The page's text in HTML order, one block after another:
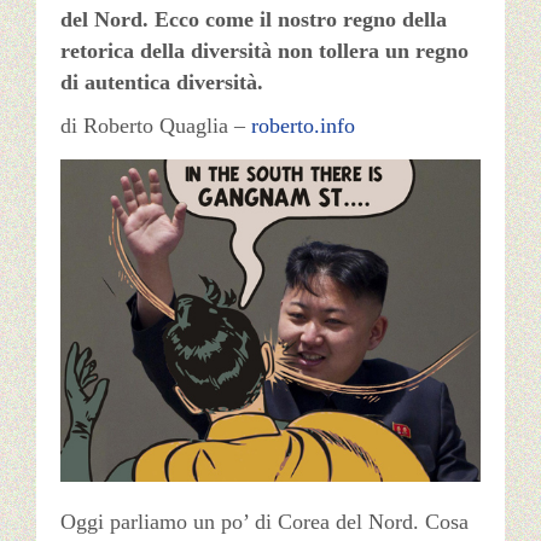
del Nord. Ecco come il nostro regno della
retorica della diversità non tollera un regno
di autentica diversità.
di Roberto Quaglia – roberto.info
Oggi parliamo un po’ di Corea del Nord. Cosa